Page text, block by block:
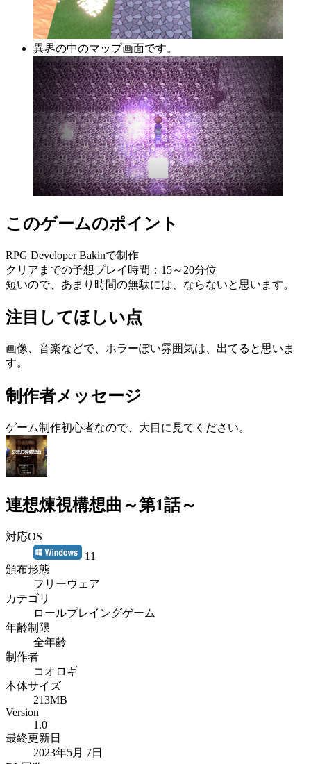
異界の中のマップ画面です。
このゲームのポイント
RPG Developer Bakinで制作
クリアまでの予想プレイ時間：15～20分位
短いので、あまり時間の無駄には、ならないと思います。
注目してほしい点
画像、音楽などで、ホラーぽい雰囲気は、出てると思いま
す。
制作者メッセージ
ゲーム制作初心者なので、大目に見てください。
連想煉視構想曲～第1話～
対応OS
11
頒布形態
フリーウェア
カテゴリ
ロールプレイングゲーム
年齢制限
全年齢
制作者
コオロギ
本体サイズ
213MB
Version
1.0
最終更新日
2023年5月 7日